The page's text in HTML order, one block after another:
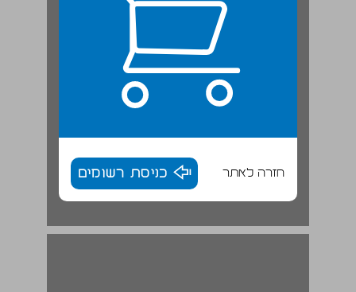
חזרה לאתר כניסת רשומים
מנחם רוזנר ... 21